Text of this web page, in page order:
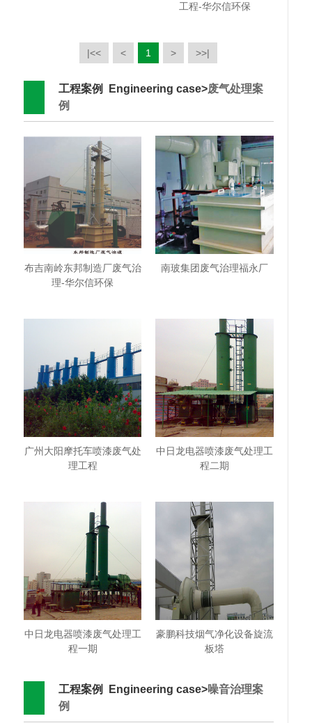
工程-华尔信环保
|<< < 1 > >>|
工程案例 Engineering case>废气处理案
例
布吉南岭东邦制造厂废气治
理-华尔信环保
南玻集团废气治理福永厂
广州大阳摩托车喷漆废气处
理工程
中日龙电器喷漆废气处理工
程二期
中日龙电器喷漆废气处理工
程一期
豪鹏科技烟气净化设备旋流
板塔
工程案例 Engineering case>噪音治理案
例